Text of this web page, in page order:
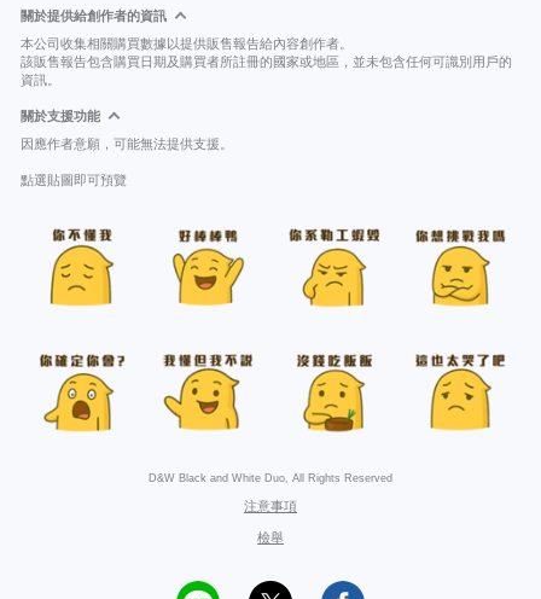
關於提供給創作者的資訊
本公司收集相關購買數據以提供販售報告給內容創作者。
該販售報告包含購買日期及購買者所註冊的國家或地區，並未包含任何可識別用戶的
資訊。
關於支援功能
因應作者意願，可能無法提供支援。
點選貼圖即可預覽
D&W Black and White Duo, All Rights Reserved
注意事項
檢舉